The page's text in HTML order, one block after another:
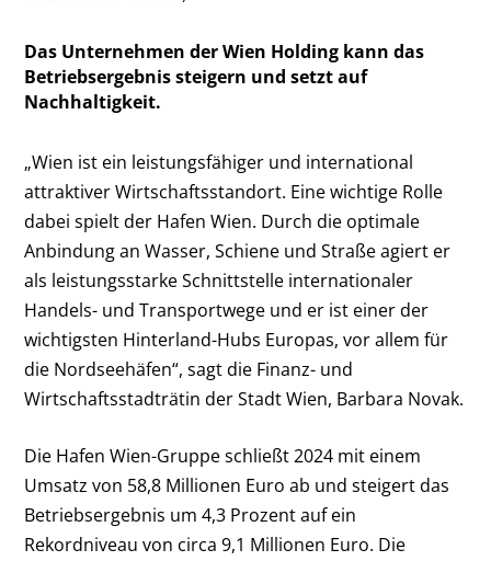
Das Unternehmen der Wien Holding kann das
Betriebsergebnis steigern und setzt auf
Nachhaltigkeit.
„Wien ist ein leistungsfähiger und international
attraktiver Wirtschaftsstandort. Eine wichtige Rolle
dabei spielt der Hafen Wien. Durch die optimale
Anbindung an Wasser, Schiene und Straße agiert er
als leistungsstarke Schnittstelle internationaler
Handels- und Transportwege und er ist einer der
wichtigsten Hinterland-Hubs Europas, vor allem für
die Nordseehäfen“, sagt die Finanz- und
Wirtschaftsstadträtin der Stadt Wien, Barbara Novak.
Die Hafen Wien-Gruppe schließt 2024 mit einem
Umsatz von 58,8 Millionen Euro ab und steigert das
Betriebsergebnis um 4,3 Prozent auf ein
Rekordniveau von circa 9,1 Millionen Euro. Die